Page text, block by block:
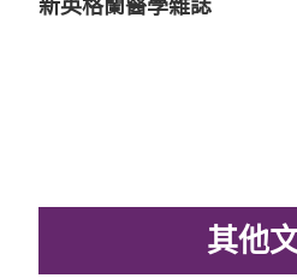
新英格蘭醫學雜誌
其他